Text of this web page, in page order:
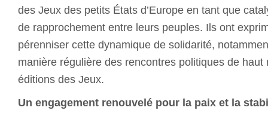
des Jeux des petits États d’Europe en tant que
de rapprochement entre leurs peuples. Ils ont
pérenniser cette dynamique de solidarité,
manière régulière des rencontres politiques de haut
éditions des Jeux.
Un engagement renouvelé pour la paix et la